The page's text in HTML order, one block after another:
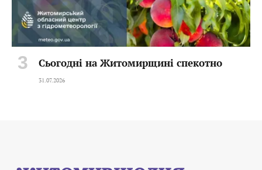
Сьогодні на Житомирщині спекотно
31.07.2026